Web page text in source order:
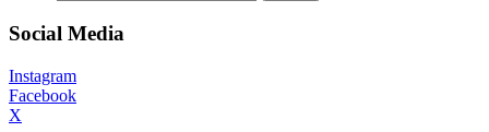
Social Media
Instagram
Facebook
X